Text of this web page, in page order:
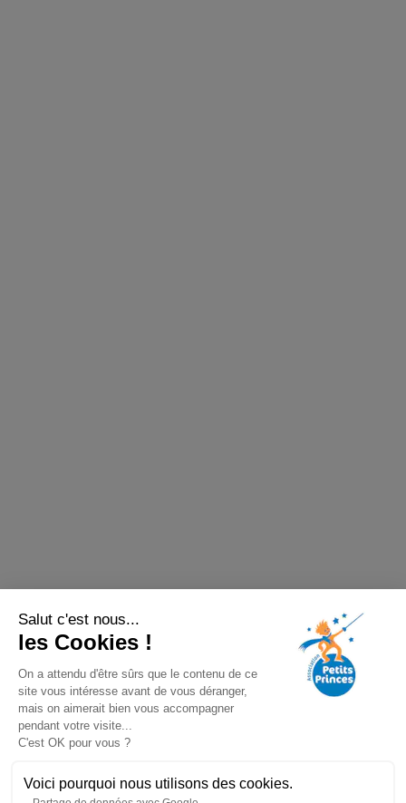
Salut c'est nous...
les Cookies !
On a attendu d'être sûrs que le contenu de ce
site vous intéresse avant de vous déranger,
mais on aimerait bien vous accompagner
pendant votre visite...
C'est OK pour vous ?
Voici pourquoi nous utilisons des cookies.